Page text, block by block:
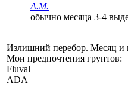
A.M.
обычно месяца 3-4
Излишний перебор. Месяц и
Мои предпочтения грунтов:
Fluval
ADA